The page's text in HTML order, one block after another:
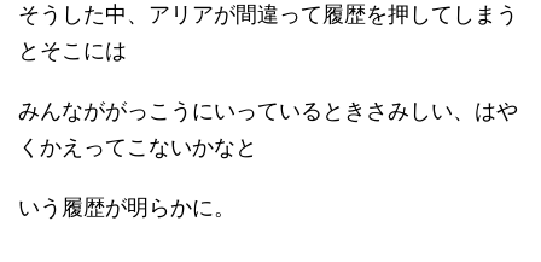
そうした中、アリアが間違って履歴を押してしまう
とそこには
みんなががっこうにいっているときさみしい、はや
くかえってこないかなと
いう履歴が明らかに。